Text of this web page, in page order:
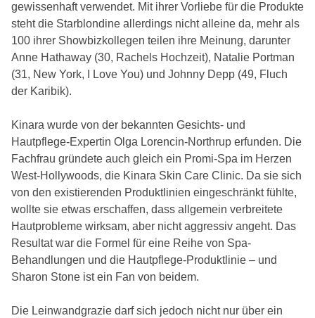
gewissenhaft verwendet. Mit ihrer Vorliebe für die Produkte
steht die Starblondine allerdings nicht alleine da, mehr als
100 ihrer Showbizkollegen teilen ihre Meinung, darunter
Anne Hathaway (30, Rachels Hochzeit), Natalie Portman
(31, New York, I Love You) und Johnny Depp (49, Fluch
der Karibik).
Kinara wurde von der bekannten Gesichts- und
Hautpflege-Expertin Olga Lorencin-Northrup erfunden. Die
Fachfrau gründete auch gleich ein Promi-Spa im Herzen
West-Hollywoods, die Kinara Skin Care Clinic. Da sie sich
von den existierenden Produktlinien eingeschränkt fühlte,
wollte sie etwas erschaffen, dass allgemein verbreitete
Hautprobleme wirksam, aber nicht aggressiv angeht. Das
Resultat war die Formel für eine Reihe von Spa-
Behandlungen und die Hautpflege-Produktlinie – und
Sharon Stone ist ein Fan von beidem.
Die Leinwandgrazie darf sich jedoch nicht nur über ein